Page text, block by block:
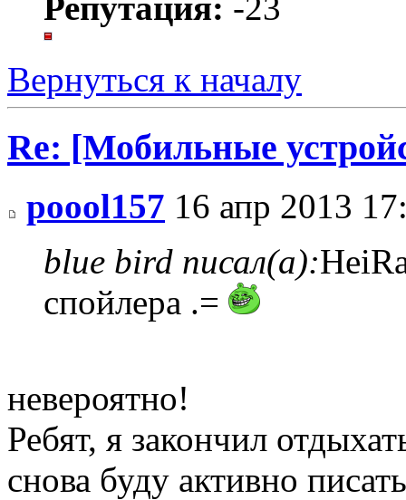
Репутация: -23
Вернуться к началу
Re: [Мобильные
poool157 16 апр 2013
blue bird писал(а):
спойлера .=
невероятно!
Ребят, я закончил
снова буду активно